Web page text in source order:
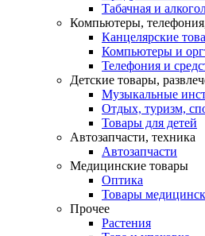
Табачная и
Компьютеры,
Канцелярские
Компьютеры и
Телефония и
Детские товары,
Музыкальные
Отдых, туризм,
Товары для детей
Автозапчасти, техника
Автозапчасти
Медицинские товары
Оптика
Товары
Прочее
Растения